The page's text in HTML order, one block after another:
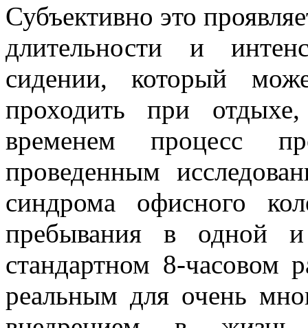
Субъективно это
длительности и
сидении, который
проходить при
временем процесс
проведенным
синдрома офисного
пребывания в одной
стандартном 8-часовом
реальным для очень